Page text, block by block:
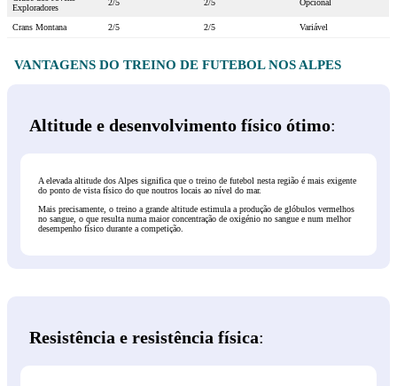
Exploradores
2/5 2/5 Opcional
Crans Montana 2/5 2/5 Variável
VANTAGENS DO TREINO DE FUTEBOL NOS ALPES
Altitude e desenvolvimento físico ótimo:
A elevada altitude dos Alpes significa que o treino de futebol nesta região é mais exigente
do ponto de vista físico do que noutros locais ao nível do mar.
Mais precisamente, o treino a grande altitude estimula a produção de glóbulos vermelhos
no sangue, o que resulta numa maior concentração de oxigénio no sangue e num melhor
desempenho físico durante a competição.
Resistência e resistência física: